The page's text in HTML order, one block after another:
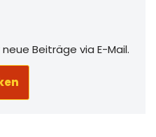
Beiträge via E-Mail.